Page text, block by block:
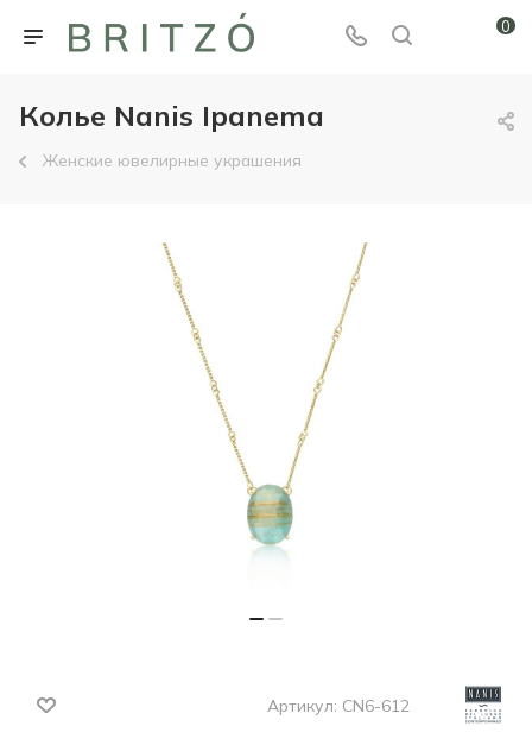
0
Колье Nanis Ipanema
Женские ювелирные украшения
Артикул: CN6-612